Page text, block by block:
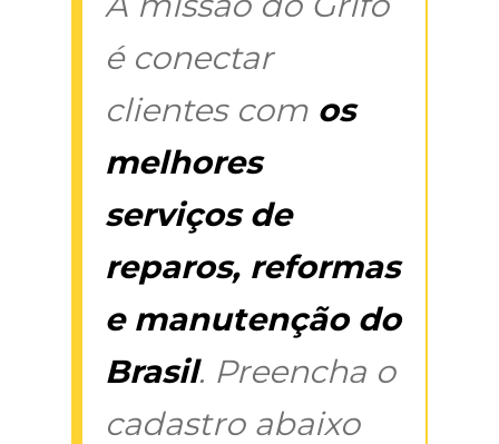
é conectar
clientes com os
melhores
serviços de
reparos, reformas
e manutenção do
Brasil. Preencha o
cadastro abaixo